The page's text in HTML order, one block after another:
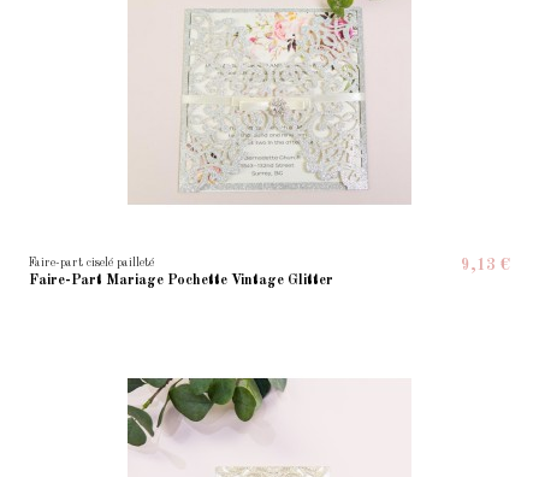
Faire-part ciselé pailleté
Faire-Part Mariage Pochette Vintage Glitter
9,13 €